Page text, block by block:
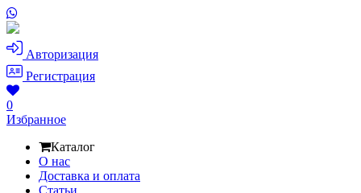
Авторизация
Регистрация
0
Избранное
Каталог
О нас
Доставка и оплата